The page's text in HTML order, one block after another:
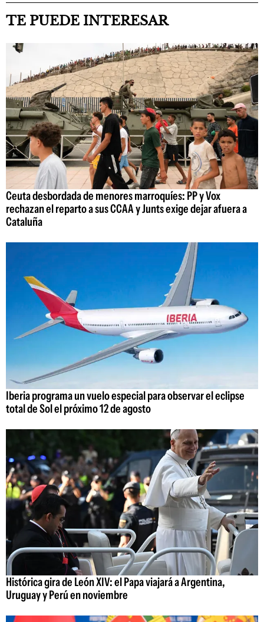
TE PUEDE INTERESAR
Ceuta desbordada de menores marroquíes: PP y Vox
rechazan el reparto a sus CCAA y Junts exige dejar afuera a
Cataluña
Iberia programa un vuelo especial para observar el eclipse
total de Sol el próximo 12 de agosto
Histórica gira de León XIV: el Papa viajará a Argentina,
Uruguay y Perú en noviembre